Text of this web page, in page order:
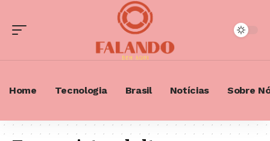
Home Tecnologia Brasil Notícias Sobre